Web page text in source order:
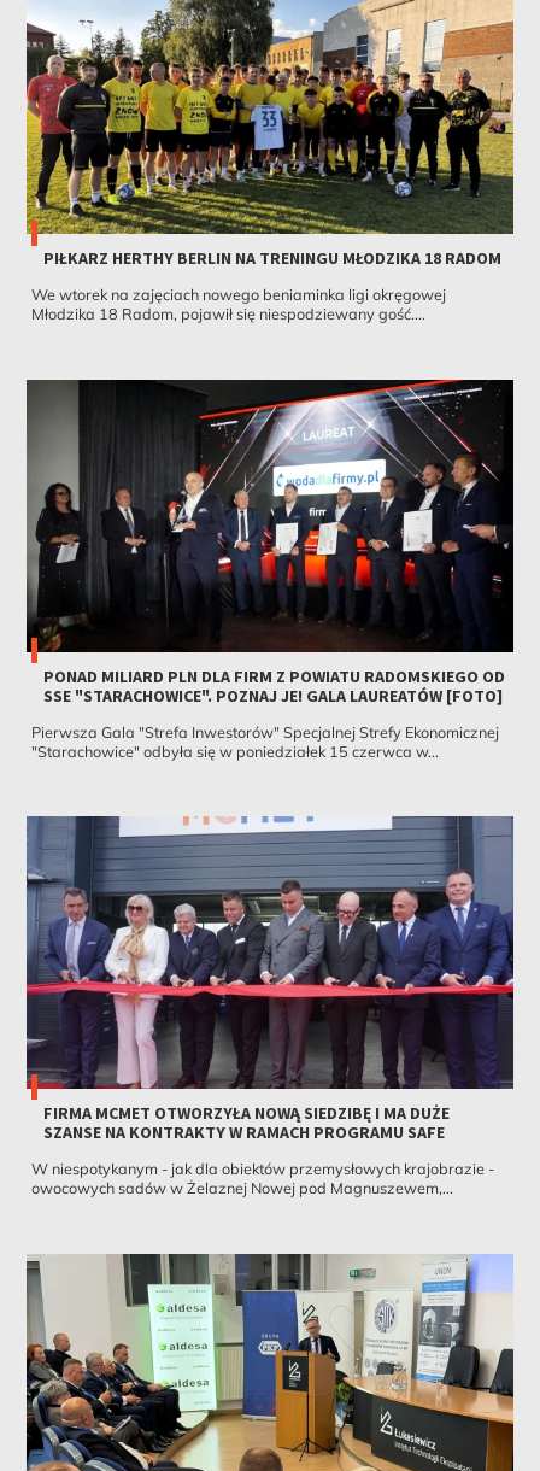
PIŁKARZ HERTHY BERLIN NA TRENINGU MŁODZIKA 18 RADOM
We wtorek na zajęciach nowego beniaminka ligi okręgowej
Młodzika 18 Radom, pojawił się niespodziewany gość....
PONAD MILIARD PLN DLA FIRM Z POWIATU RADOMSKIEGO OD
SSE "STARACHOWICE". POZNAJ JE! GALA LAUREATÓW [FOTO]
Pierwsza Gala "Strefa Inwestorów" Specjalnej Strefy Ekonomicznej
"Starachowice" odbyła się w poniedziałek 15 czerwca w...
FIRMA MCMET OTWORZYŁA NOWĄ SIEDZIBĘ I MA DUŻE
SZANSE NA KONTRAKTY W RAMACH PROGRAMU SAFE
W niespotykanym - jak dla obiektów przemysłowych krajobrazie -
owocowych sadów w Żelaznej Nowej pod Magnuszewem,...